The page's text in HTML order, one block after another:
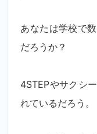
あなたは学校で
だろうか？
4STEPやサクシ
れているだろう。